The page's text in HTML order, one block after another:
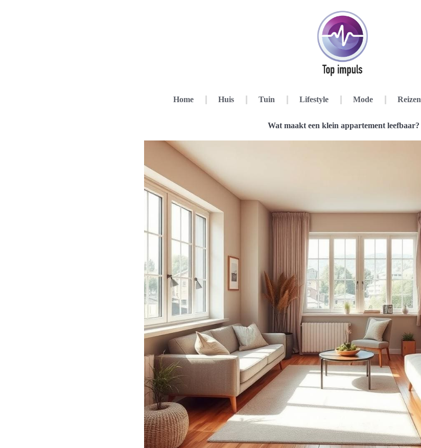
Home Huis Tuin Lifestyle Mode Reizen
Wat maakt een klein appartement leefbaar?